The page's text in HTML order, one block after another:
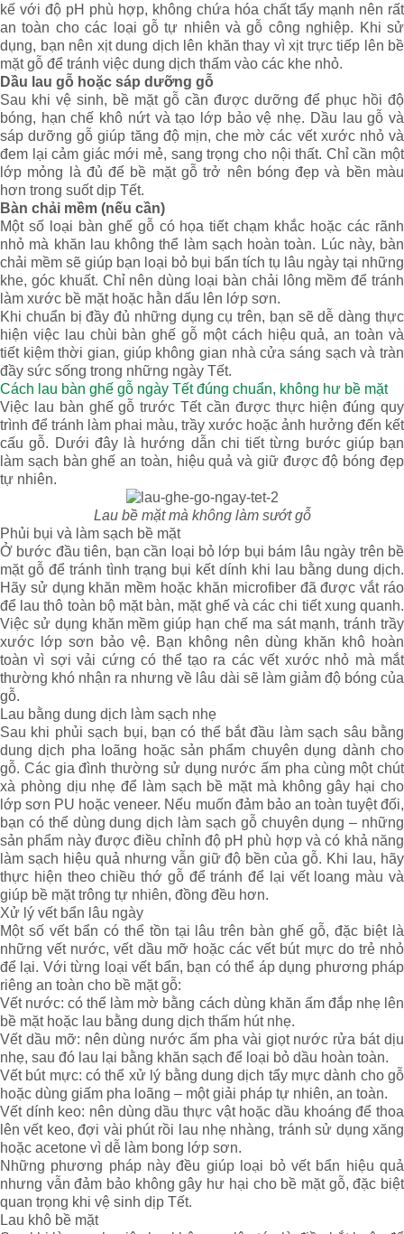
kế với độ pH phù hợp, không chứa hóa chất tẩy mạnh nên rất
an toàn cho các loại gỗ tự nhiên và gỗ công nghiệp. Khi sử
dụng, bạn nên xịt dung dịch lên khăn thay vì xịt trực tiếp lên bề
mặt gỗ để tránh việc dung dịch thấm vào các khe nhỏ.
Dầu lau gỗ hoặc sáp dưỡng gỗ
Sau khi vệ sinh, bề mặt gỗ cần được dưỡng để phục hồi độ
bóng, hạn chế khô nứt và tạo lớp bảo vệ nhẹ. Dầu lau gỗ và
sáp dưỡng gỗ giúp tăng độ mịn, che mờ các vết xước nhỏ và
đem lại cảm giác mới mẻ, sang trọng cho nội thất. Chỉ cần một
lớp mỏng là đủ để bề mặt gỗ trở nên bóng đẹp và bền màu
hơn trong suốt dịp Tết.
Bàn chải mềm (nếu cần)
Một số loại bàn ghế gỗ có họa tiết chạm khắc hoặc các rãnh
nhỏ mà khăn lau không thể làm sạch hoàn toàn. Lúc này, bàn
chải mềm sẽ giúp bạn loại bỏ bụi bẩn tích tụ lâu ngày tại những
khe, góc khuất. Chỉ nên dùng loại bàn chải lông mềm để tránh
làm xước bề mặt hoặc hằn dấu lên lớp sơn.
Khi chuẩn bị đầy đủ những dụng cụ trên, bạn sẽ dễ dàng thực
hiện việc lau chùi bàn ghế gỗ một cách hiệu quả, an toàn và
tiết kiệm thời gian, giúp không gian nhà cửa sáng sạch và tràn
đầy sức sống trong những ngày Tết.
Cách lau bàn ghế gỗ ngày Tết đúng chuẩn, không hư bề mặt
Việc lau bàn ghế gỗ trước Tết cần được thực hiện đúng quy
trình để tránh làm phai màu, trầy xước hoặc ảnh hưởng đến kết
cấu gỗ. Dưới đây là hướng dẫn chi tiết từng bước giúp bạn
làm sạch bàn ghế an toàn, hiệu quả và giữ được độ bóng đẹp
tự nhiên.
Lau bề mặt mà không làm sướt gỗ
Phủi bụi và làm sạch bề mặt
Ở bước đầu tiên, bạn cần loại bỏ lớp bụi bám lâu ngày trên bề
mặt gỗ để tránh tình trạng bụi kết dính khi lau bằng dung dịch.
Hãy sử dụng khăn mềm hoặc khăn microfiber đã được vắt ráo
để lau thô toàn bộ mặt bàn, mặt ghế và các chi tiết xung quanh.
Việc sử dụng khăn mềm giúp hạn chế ma sát mạnh, tránh trầy
xước lớp sơn bảo vệ. Bạn không nên dùng khăn khô hoàn
toàn vì sợi vải cứng có thể tạo ra các vết xước nhỏ mà mắt
thường khó nhận ra nhưng về lâu dài sẽ làm giảm độ bóng của
gỗ.
Lau bằng dung dịch làm sạch nhẹ
Sau khi phủi sạch bụi, bạn có thể bắt đầu làm sạch sâu bằng
dung dịch pha loãng hoặc sản phẩm chuyên dụng dành cho
gỗ. Các gia đình thường sử dụng nước ấm pha cùng một chút
xà phòng dịu nhẹ để làm sạch bề mặt mà không gây hại cho
lớp sơn PU hoặc veneer. Nếu muốn đảm bảo an toàn tuyệt đối,
bạn có thể dùng dung dịch làm sạch gỗ chuyên dụng – những
sản phẩm này được điều chỉnh độ pH phù hợp và có khả năng
làm sạch hiệu quả nhưng vẫn giữ độ bền của gỗ. Khi lau, hãy
thực hiện theo chiều thớ gỗ để tránh để lại vết loang màu và
giúp bề mặt trông tự nhiên, đồng đều hơn.
Xử lý vết bẩn lâu ngày
Một số vết bẩn có thể tồn tại lâu trên bàn ghế gỗ, đặc biệt là
những vết nước, vết dầu mỡ hoặc các vết bút mực do trẻ nhỏ
để lại. Với từng loại vết bẩn, bạn có thể áp dụng phương pháp
riêng an toàn cho bề mặt gỗ:
Vết nước: có thể làm mờ bằng cách dùng khăn ấm đắp nhẹ lên
bề mặt hoặc lau bằng dung dịch thấm hút nhẹ.
Vết dầu mỡ: nên dùng nước ấm pha vài giọt nước rửa bát dịu
nhẹ, sau đó lau lại bằng khăn sạch để loại bỏ dầu hoàn toàn.
Vết bút mực: có thể xử lý bằng dung dịch tẩy mực dành cho gỗ
hoặc dùng giấm pha loãng – một giải pháp tự nhiên, an toàn.
Vết dính keo: nên dùng dầu thực vật hoặc dầu khoáng để thoa
lên vết keo, đợi vài phút rồi lau nhẹ nhàng, tránh sử dụng xăng
hoặc acetone vì dễ làm bong lớp sơn.
Những phương pháp này đều giúp loại bỏ vết bẩn hiệu quả
nhưng vẫn đảm bảo không gây hư hại cho bề mặt gỗ, đặc biệt
quan trọng khi vệ sinh dịp Tết.
Lau khô bề mặt